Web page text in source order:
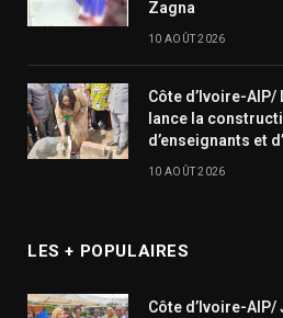
Zagna
10 AOÛT 2026
Côte d’Ivoire-
lance la
d’enseignants et
10 AOÛT 2026
LES + POPULAIRES
Côte d’Ivoire-